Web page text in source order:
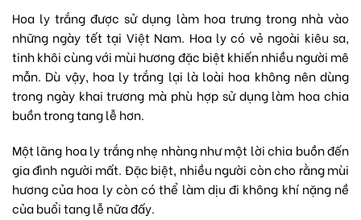
Hoa ly trắng được sử dụng làm hoa trưng trong nhà vào
những ngày tết tại Việt Nam. Hoa ly có vẻ ngoài kiêu sa,
tinh khôi cùng với mùi hương đặc biệt khiến nhiều người mê
mẫn. Dù vậy, hoa ly trắng lại là loài hoa không nên dùng
trong ngày khai trương mà phù hợp sử dụng làm hoa chia
buồn trong tang lễ hơn.
Một lãng hoa ly trắng nhẹ nhàng như một lời chia buồn đến
gia đình người mất. Đặc biệt, nhiều người còn cho rằng mùi
hương của hoa ly còn có thể làm dịu đi không khí nặng nề
của buổi tang lễ nữa đấy.